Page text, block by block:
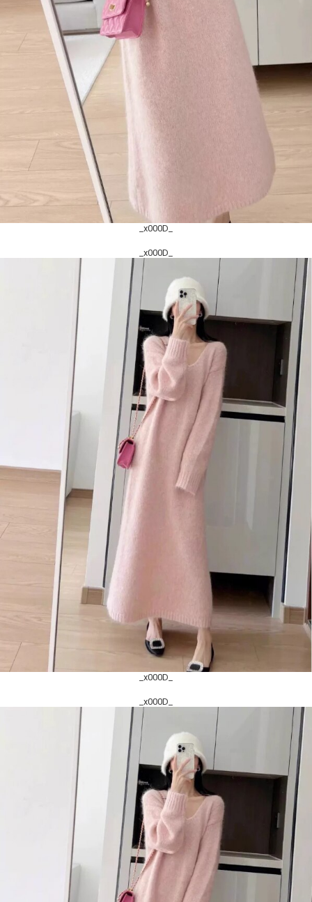
_x000D_
_x000D_
_x000D_
_x000D_